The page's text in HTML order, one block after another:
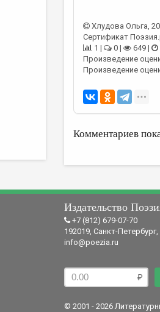
Хлудова Ольга,
Сертификат
1 |
0 | 649 |
Произведение
Произведение
Комментариев
Издательство
+7 (812) 679-07-70
192019, Санкт-
info@poezia.ru
© 2001 - 2026